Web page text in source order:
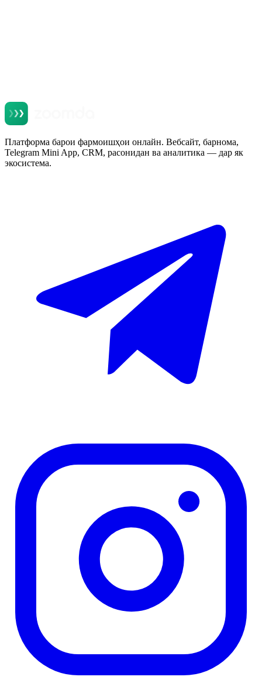
Платформа барои фармоишҳои онлайн. Вебсайт, барнома,
Telegram Mini App, CRM, расонидан ва аналитика — дар як
экосистема.